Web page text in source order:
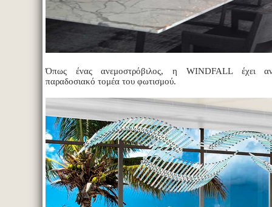
Όπως ένας ανεμοστρόβιλος, η WINDFALL έχει
παραδοσιακό τομέα του φωτισμού.